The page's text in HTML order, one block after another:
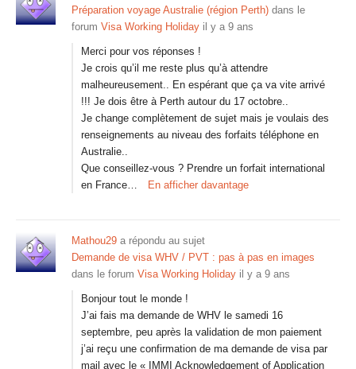
Préparation voyage Australie (région Perth) dans le
forum Visa Working Holiday il y a 9 ans
Merci pour vos réponses !
Je crois qu’il me reste plus qu’à attendre
malheureusement.. En espérant que ça va vite arrivé
!!! Je dois être à Perth autour du 17 octobre..
Je change complètement de sujet mais je voulais des
renseignements au niveau des forfaits téléphone en
Australie..
Que conseillez-vous ? Prendre un forfait international
en France…
En afficher davantage
Mathou29 a répondu au sujet
Demande de visa WHV / PVT : pas à pas en images
dans le forum Visa Working Holiday il y a 9 ans
Bonjour tout le monde !
J’ai fais ma demande de WHV le samedi 16
septembre, peu après la validation de mon paiement
j’ai reçu une confirmation de ma demande de visa par
mail avec le « IMMI Acknowledgement of Application